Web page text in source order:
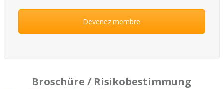
Devenez membre
Broschüre / Risikobestimmung